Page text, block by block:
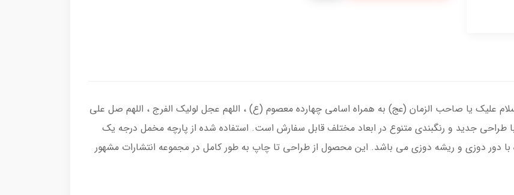
علیک یا صاحب الزمان (عج) به همراه اسامی چهارده معصوم (ع) ، اللهم عجل لولیک الفرج ، اللهم صل علی
طراحی جدید و رنگبندی متنوع در ابعاد مختلف قابل سفارش است. استفاده شده از پارچه مخمل درجه یک
دور دوزی و ریشه دوزی می باشد. این محصول از طراحی تا چاپ به طور کامل در مجموعه انتشارات مشهور